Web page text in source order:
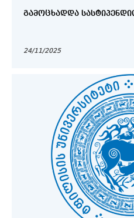
ᲒᲐᲛᲝᲪᲮᲐᲓᲓᲐ
24/11/2025